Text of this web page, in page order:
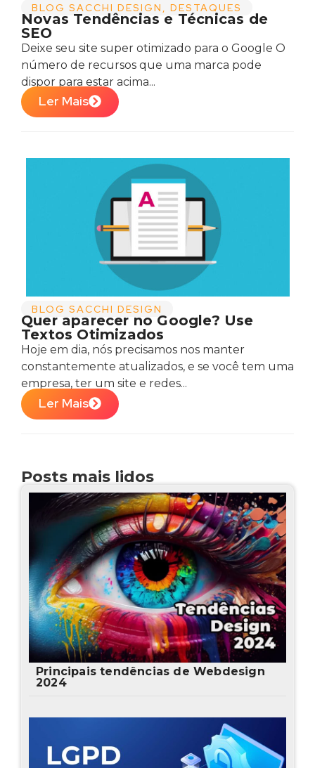
BLOG SACCHI DESIGN , DESTAQUES
Novas Tendências e Técnicas de
SEO
Deixe seu site super otimizado para o Google O
número de recursos que uma marca pode
dispor para estar acima...
Ler Mais
BLOG SACCHI DESIGN
Quer aparecer no Google? Use
Textos Otimizados
Hoje em dia, nós precisamos nos manter
constantemente atualizados, e se você tem uma
empresa, ter um site e redes...
Ler Mais
Posts mais lidos
Principais tendências de Webdesign
2024